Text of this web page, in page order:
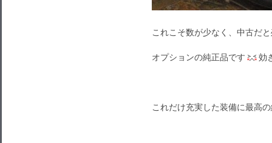
これこそ数が少なく、中古だ
オプションの純正品です 効
これだけ充実した装備に最高